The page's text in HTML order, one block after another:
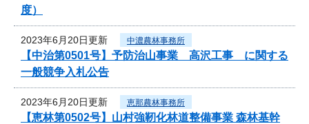
度）
2023年6月20日更新 中濃農林事務所
【中治第0501号】予防治山事業 高沢工事 に関する
一般競争入札公告
2023年6月20日更新 恵那農林事務所
【恵林第0502号】山村強靭化林道整備事業 森林基幹